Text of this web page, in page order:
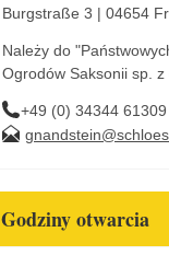
Burgstraße 3 | 04654
Należy do
Ogrodów Saksonii sp.
+49 (0) 34344 61309
Godziny otwarcia